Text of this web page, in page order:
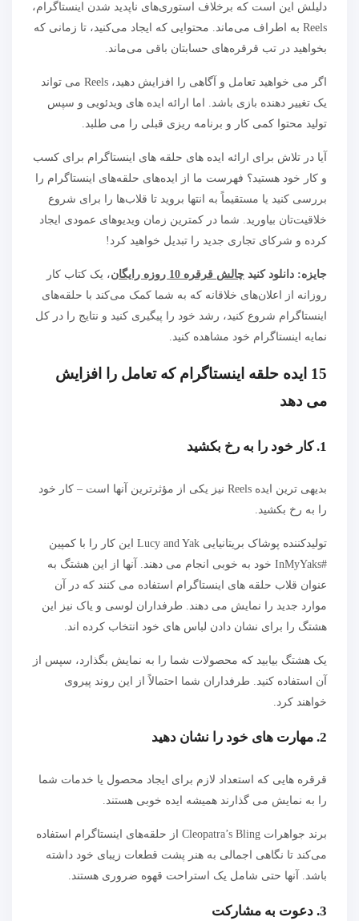
دلیلش این است که برخلاف استوری‌های ناپدید شدن اینستاگرام،
Reels به اطراف می‌ماند. محتوایی که ایجاد می‌کنید، تا زمانی که
بخواهید در تب قرقره‌های حسابتان باقی می‌ماند.
اگر می خواهید تعامل و آگاهی را افزایش دهید، Reels می تواند
یک تغییر دهنده بازی باشد. اما ارائه ایده های ویدئویی و سپس
تولید محتوا کمی کار و برنامه ریزی قبلی را می طلبد.
آیا در تلاش برای ارائه ایده های حلقه های اینستاگرام برای کسب
و کار خود هستید؟ فهرست ما از ایده‌های حلقه‌های اینستاگرام را
بررسی کنید یا مستقیماً به انتها بروید تا قلاب‌ها را برای شروع
خلاقیت‌تان بیاورید. شما در کمترین زمان ویدیوهای عمودی ایجاد
کرده و شرکای تجاری جدید را تبدیل خواهید کرد!
جایزه: دانلود کنید چالش قرقره 10 روزه رایگان ، یک کتاب کار
روزانه از اعلان‌های خلاقانه که به شما کمک می‌کند با حلقه‌های
اینستاگرام شروع کنید، رشد خود را پیگیری کنید و نتایج را در کل
نمایه اینستاگرام خود مشاهده کنید.
15 ایده حلقه اینستاگرام که تعامل را افزایش
می دهد
1. کار خود را به رخ بکشید
بدیهی ترین ایده Reels نیز یکی از مؤثرترین آنها است – کار خود
را به رخ بکشید.
تولیدکننده پوشاک بریتانیایی Lucy and Yak این کار را با کمپین
#InMyYaks خود به خوبی انجام می دهند. آنها از این هشتگ به
عنوان قلاب حلقه های اینستاگرام استفاده می کنند که در آن
موارد جدید را نمایش می دهند. طرفداران لوسی و یاک نیز این
هشتگ را برای نشان دادن لباس های خود انتخاب کرده اند.
یک هشتگ بیابید که محصولات شما را به نمایش بگذارد، سپس از
آن استفاده کنید. طرفداران شما احتمالاً از این روند پیروی
خواهند کرد.
2. مهارت های خود را نشان دهید
قرقره هایی که استعداد لازم برای ایجاد محصول یا خدمات شما
را به نمایش می گذارند همیشه ایده خوبی هستند.
برند جواهرات Cleopatra’s Bling از حلقه‌های اینستاگرام استفاده
می‌کند تا نگاهی اجمالی به هنر پشت قطعات زیبای خود داشته
باشد. آنها حتی شامل یک استراحت قهوه ضروری هستند.
3. دعوت به مشارکت